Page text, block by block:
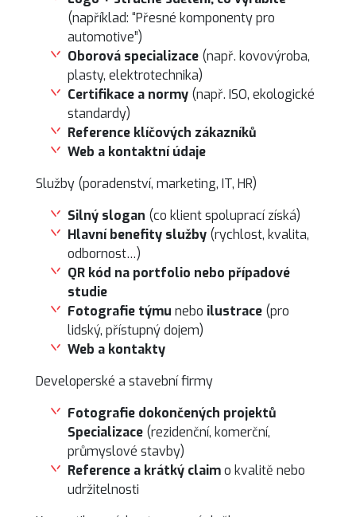
(například: “Přesné komponenty pro
automotive”)
Oborová specializace (např. kovovýroba,
plasty, elektrotechnika)
Certifikace a normy (např. ISO, ekologické
standardy)
Reference klíčových zákazníků
Web a kontaktní údaje
Služby (poradenství, marketing, IT, HR)
Silný slogan (co klient spoluprací získá)
Hlavní benefity služby (rychlost, kvalita,
odbornost…)
QR kód na portfolio nebo případové
studie
Fotografie týmu nebo ilustrace (pro
lidský, přístupný dojem)
Web a kontakty
Developerské a stavební firmy
Fotografie dokončených projektů
Specializace (rezidenční, komerční,
průmyslové stavby)
Reference a krátký claimo kvalitě nebo
udržitelnosti